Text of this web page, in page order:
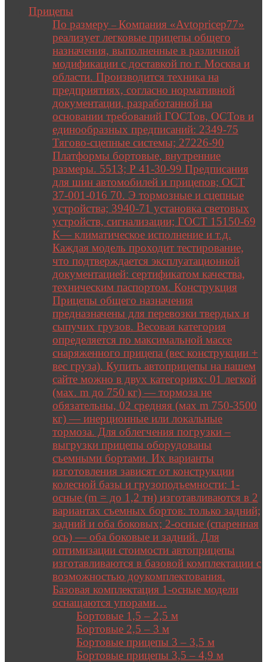
Прицепы
По размеру – Компания «Avtopricep77»
реализует легковые прицепы общего
назначения, выполненные в различной
модификации с доставкой по г. Москва и
области. Производится техника на
предприятиях, согласно нормативной
документации, разработанной на
основании требований ГОСТов, ОСТов и
единообразных предписаний: 2349-75
Тягово-сцепные системы; 27226-90
Платформы бортовые, внутренние
размеры. 5513; Р 41-30-99 Предписания
для шин автомобилей и прицепов; ОСТ
37-001-016 70. Э тормозные и сцепные
устройства; 3940-71 установка световых
устройств, сигнализации; ГОСТ 15150-69
К— климатическое исполнение и т.д.
Каждая модель проходит тестирование,
что подтверждается эксплуатационной
документацией: сертификатом качества,
техническим паспортом. Конструкция
Прицепы общего назначения
предназначены для перевозки твердых и
сыпучих грузов. Весовая категория
определяется по максимальной массе
снаряженного прицепа (вес конструкции +
вес груза). Купить автоприцепы на нашем
сайте можно в двух категориях: 01 легкой
(мах. m до 750 кг) — тормоза не
обязательны, 02 средняя (мах m 750-3500
кг) — инерционные или локальные
тормоза. Для облегчения погрузки –
выгрузки прицепы оборудованы
съемными бортами. Их варианты
изготовления зависят от конструкции
колесной базы и грузоподъемности: 1-
осные (m = до 1,2 тн) изготавливаются в 2
вариантах съемных бортов: только задний;
задний и оба боковых; 2-осные (спаренная
ось) — оба боковые и задний. Для
оптимизации стоимости автоприцепы
изготавливаются в базовой комплектации с
возможностью доукомплектования.
Базовая комплектация 1-осные модели
оснащаются упорами…
Бортовые 1,5 – 2,5 м
Бортовые 2,5 – 3 м
Бортовые прицепы 3 – 3,5 м
Бортовые прицепы 3,5 – 4,9 м